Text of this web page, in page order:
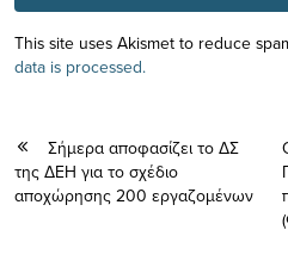
This site uses Akismet to reduce
data is processed.
Σήμερα αποφασίζει το ΔΣ
της ΔΕΗ για το σχέδιο
αποχώρησης 200 εργαζομένων